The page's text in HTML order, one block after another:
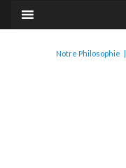
Notre Philosophie |